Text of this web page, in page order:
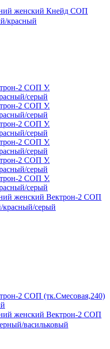
женский Кнейд СОП
красный
женский Вектрон-2 СОП
красный/серый
женский Вектрон-2 СОП
васильковый